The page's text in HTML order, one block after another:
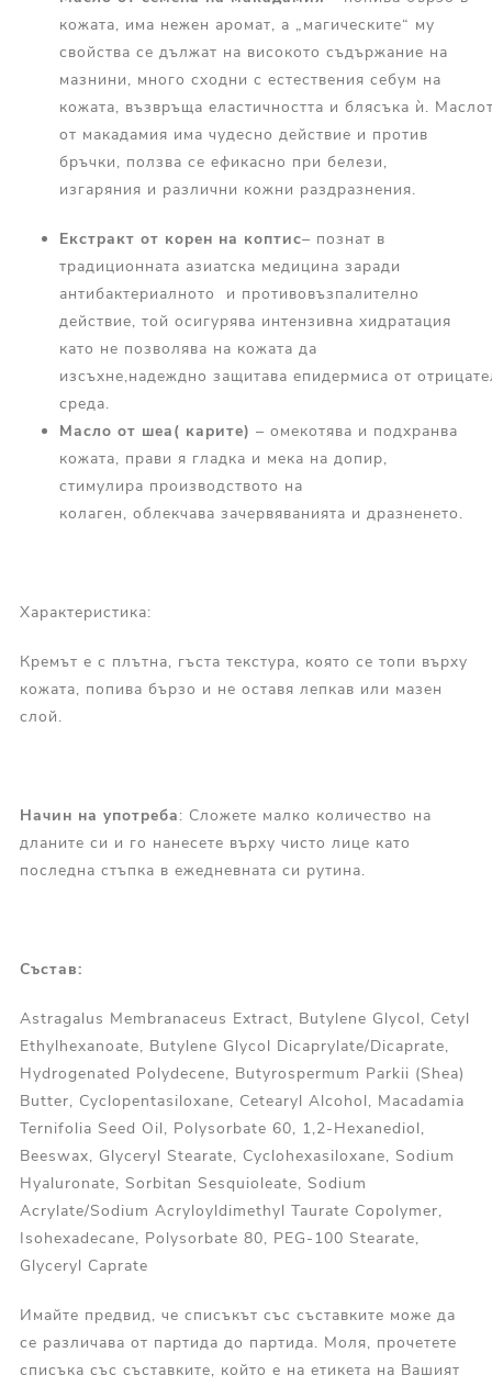
кожата, има нежен аромат, а „магическите“ му
свойства се дължат на високото съдържание на
мазнини, много сходни с естествения себум на
кожата, възвръща еластичността и блясъка ѝ.
от макадамия има чудесно действие и против
бръчки, ползва се ефикасно при белези,
изгаряния и различни кожни раздразнения.
Екстракт от корен на коптис– познат в
традиционната азиатска медицина заради
антибактериалното и противовъзпалително
действие, той осигурява интензивна хидратация
като не позволява на кожата да
изсъхне,надеждно защитава епидермиса от
среда.
Масло от шеа( карите) – омекотява и подхранва
кожата, прави я гладка и мека на допир,
стимулира производството на
колаген, облекчава зачервяванията и дразненето.
Характеристика:
Кремът е с плътна, гъста текстура, която се топи върху
кожата, попива бързо и не оставя лепкав или мазен
слой.
Начин на употреба: Сложете малко количество на
дланите си и го нанесете върху чисто лице като
последна стъпка в ежедневната си рутина.
Състав:
Astragalus Membranaceus Extract, Butylene Glycol, Cetyl
Ethylhexanoate, Butylene Glycol Dicaprylate/Dicaprate,
Hydrogenated Polydecene, Butyrospermum Parkii (Shea)
Butter, Cyclopentasiloxane, Cetearyl Alcohol, Macadamia
Ternifolia Seed Oil, Polysorbate 60, 1,2-Hexanediol,
Beeswax, Glyceryl Stearate, Cyclohexasiloxane, Sodium
Hyaluronate, Sorbitan Sesquioleate, Sodium
Acrylate/Sodium Acryloyldimethyl Taurate Copolymer,
Isohexadecane, Polysorbate 80, PEG-100 Stearate,
Glyceryl Caprate
Имайте предвид, че списъкът със съставките може да
се различава от партида до партида. Моля, прочетете
списъка със съставките, който е на етикета на Вашият